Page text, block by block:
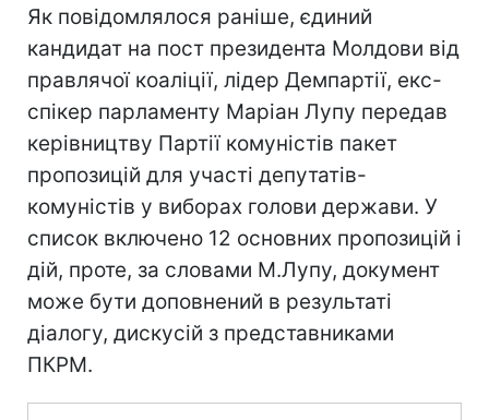
Як повідомлялося раніше, єдиний
кандидат на пост президента Молдови від
правлячої коаліції, лідер Демпартії, екс-
спікер парламенту Маріан Лупу передав
керівництву Партії комуністів пакет
пропозицій для участі депутатів-
комуністів у виборах голови держави. У
список включено 12 основних пропозицій і
дій, проте, за словами М.Лупу, документ
може бути доповнений в результаті
діалогу, дискусій з представниками
ПКРМ.